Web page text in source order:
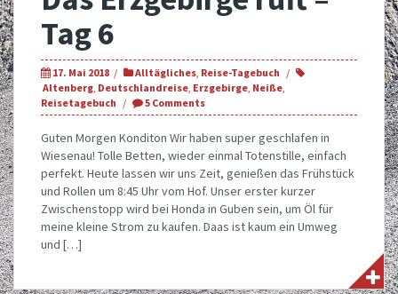
Tag 6
17. Mai 2018 Alltägliches Reise-Tagebuch
Altenberg Deutschlandreise Erzgebirge Neiße
Reisetagebuch
5 Comments
Guten Morgen Konditon Wir haben super geschlafen in
Wiesenau! Tolle Betten, wieder einmal Totenstille, einfach
perfekt. Heute lassen wir uns Zeit, genießen das Frühstück
und Rollen um 8:45 Uhr vom Hof. Unser erster kurzer
Zwischenstopp wird bei Honda in Guben sein, um Öl für
meine kleine Strom zu kaufen. Daas ist kaum ein Umweg
und […]